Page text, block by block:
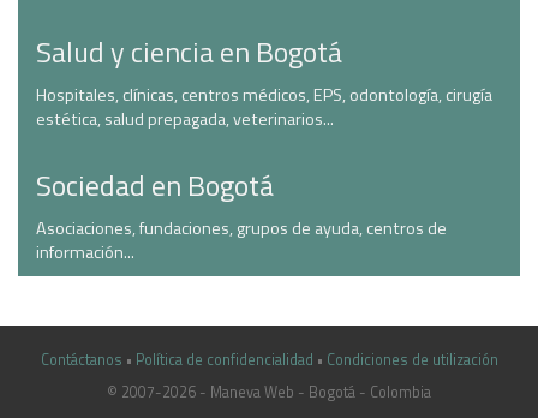
Salud y ciencia en Bogotá
Hospitales, clínicas, centros médicos, EPS, odontología, cirugía
estética, salud prepagada, veterinarios...
Sociedad en Bogotá
Asociaciones, fundaciones, grupos de ayuda, centros de
información...
Contáctanos • Política de confidencialidad • Condiciones de utilización
© 2007-2026 - Maneva Web - Bogotá - Colombia